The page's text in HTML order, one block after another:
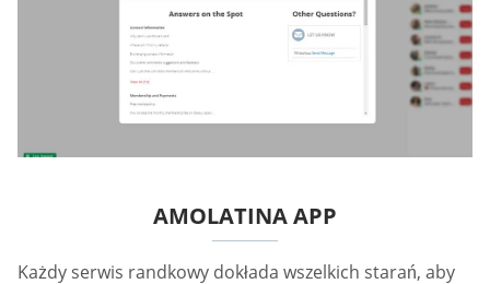
AMOLATINA APP
Każdy serwis randkowy dokłada wszelkich starań, aby